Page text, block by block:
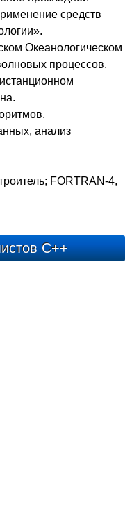
средств
Океанологическом
процессов.
анализ
FORTRAN-4,
С++